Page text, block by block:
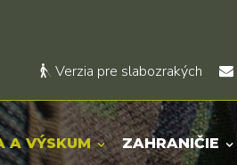
Verzia pre slabozrakých
A VÝSKUM ZAHRANIČIE